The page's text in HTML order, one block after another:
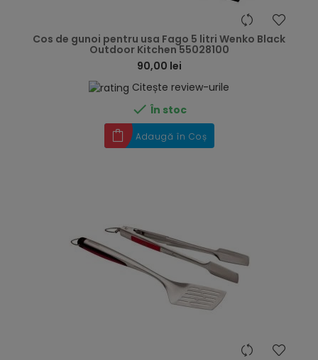
Cos de gunoi pentru usa Fago 5 litri Wenko Black
Outdoor Kitchen 55028100
90,00 lei
Citește review-urile
 În stoc
Adaugă în Coș